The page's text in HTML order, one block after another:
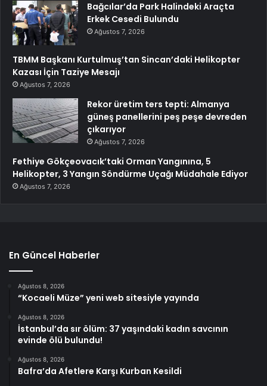
Bağcılar’da Park Halindeki Araçta
Erkek Cesedi Bulundu
Ağustos 7, 2026
TBMM Başkanı Kurtulmuş’tan Sincan’daki Helikopter
Kazası İçin Taziye Mesajı
Ağustos 7, 2026
Rekor üretim ters tepti: Almanya
güneş panellerini peş peşe devreden
çıkarıyor
Ağustos 7, 2026
Fethiye Gökçeovacık’taki Orman Yangınına, 5
Helikopter, 3 Yangın Söndürme Uçağı Müdahale Ediyor
Ağustos 7, 2026
En Güncel Haberler
Ağustos 8, 2026
“Kocaeli Müze” yeni web sitesiyle yayında
Ağustos 8, 2026
İstanbul’da sır ölüm: 37 yaşındaki kadın savcının
evinde ölü bulundu!
Ağustos 8, 2026
Bafra’da Afetlere Karşı Kurban Kesildi